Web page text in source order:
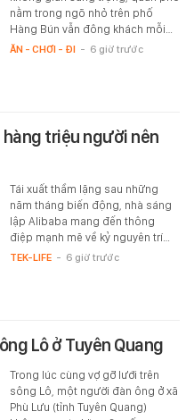
nằm trong ngõ nhỏ trên phố
Hàng Bún vẫn đông khách mỗi…
ĂN - CHƠI - ĐI - 6 giờ trước
hàng triệu người nên
Tái xuất thầm lặng sau những
năm tháng biến động, nhà sáng
lập Alibaba mang đến thông
điệp mạnh mẽ về kỷ nguyên trí…
TEK-LIFE - 6 giờ trước
Lô ở Tuyên Quang
Trong lúc cùng vợ gỡ lưới trên
sông Lô, một người đàn ông ở xã
Phù Lưu (tỉnh Tuyên Quang)